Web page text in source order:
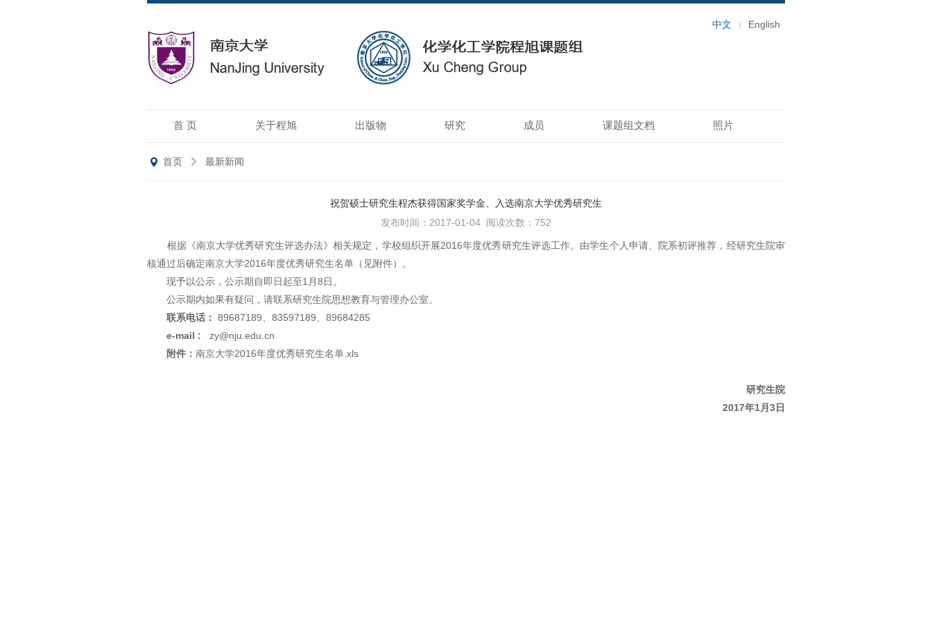
中文 English
首 页 关于程旭 出版物 研究 成员 课题组文档 照片
首页 最新新闻
祝贺硕士研究生程杰获得国家奖学金、入选南京大学优秀研究生
发布时间：2017-01-04 阅读次数： 752
根据《南京大学优秀研究生评选办法》相关规定，学校组织开展2016年度优秀研究生评选工作。由学生个人申请、院系初评推荐，经研究生院审
核通过后确定南京大学2016年度优秀研究生名单（见附件）。
现予以公示，公示期自即日起至1月8日。
公示期内如果有疑问，请联系研究生院思想教育与管理办公室。
联系电话： 89687189、83597189、89684285
e-mail :
zy@nju.edu.cn
附件： 南京大学2016年度优秀研究生名单.xls
研究生院
2017年1月3日